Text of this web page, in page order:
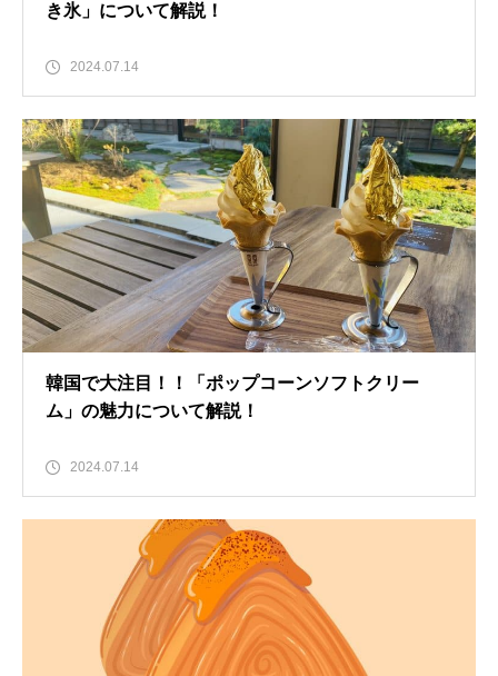
き氷」について解説！
2024.07.14
韓国で大注目！！「ポップコーンソフトクリー
ム」の魅力について解説！
2024.07.14